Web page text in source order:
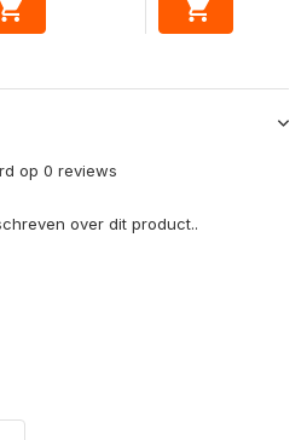
op 0 reviews
over dit product..